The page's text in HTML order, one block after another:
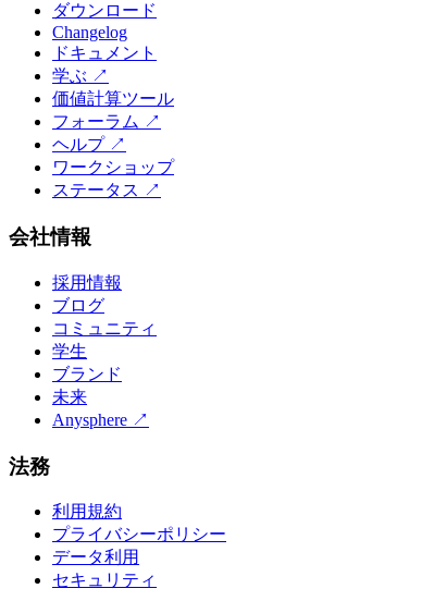
ダウンロード
Changelog
ドキュメント
学ぶ ↗
価値計算ツール
フォーラム ↗
ヘルプ↗
ワークショップ
ステータス ↗
会社情報
採用情報
ブログ
コミュニティ
学生
ブランド
未来
Anysphere ↗
法務
利用規約
プライバシーポリシー
データ利用
セキュリティ